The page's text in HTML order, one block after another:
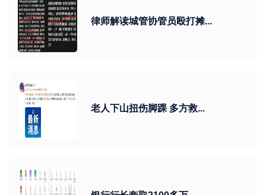
律师解读城管协管员殴打摊...
老人下山扭伤脚踝 多方救...